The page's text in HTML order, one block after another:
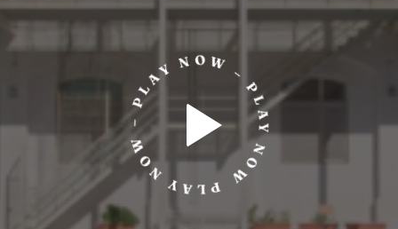
PLAY NOW – PLAY NOW – PLAY NOW –